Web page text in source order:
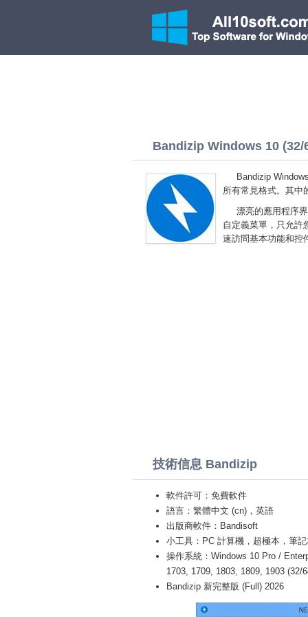
Bandizip Windows 10 (32/
Bandizip
所有常見格式。其中
漂亮的應用程序
自定義菜單，只允許
速訪問基本功能和控
技術信息 Bandizip
軟件許可：免費軟件
語言：繁體中文 (cn)，英語
出版商軟件：Bandisoft
小工具：PC 計算機，超極本，筆
操作系統：Windows 10 Pro /
1703, 1709, 1803, 1809, 1903 (32/
Bandizip 新完整版 (Full) 2026